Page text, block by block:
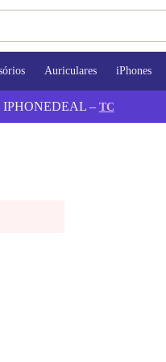
Auriculares iPhones
IPHONEDEAL – TC